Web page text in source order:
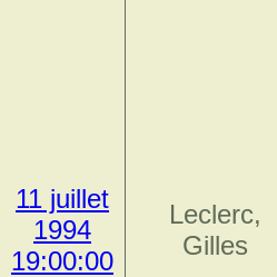
11 juillet
1994
19:00:00
Leclerc,
Gilles